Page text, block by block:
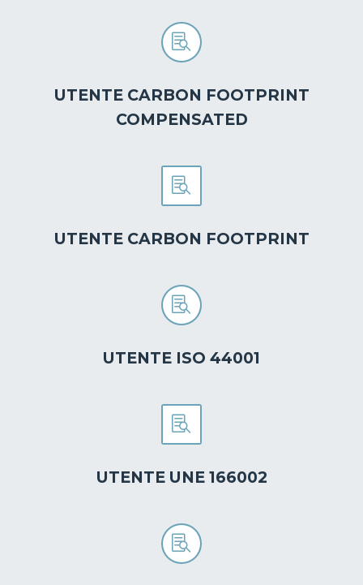


UTENTE CARBON FOOTPRINT
COMPENSATED


UTENTE CARBON FOOTPRINT


UTENTE ISO 44001


UTENTE UNE 166002

